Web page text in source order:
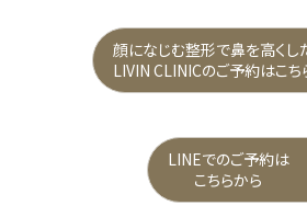
顔になじむ整形で鼻を高くし
LIVIN CLINICのご予約はこち
LINEでのご予約は
こちらから